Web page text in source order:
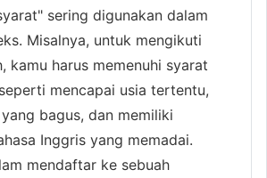
sering digunakan dalam
Misalnya, untuk mengikuti
kamu harus memenuhi syarat
mencapai usia tertentu,
bagus, dan memiliki
Inggris yang memadai.
mendaftar ke sebuah